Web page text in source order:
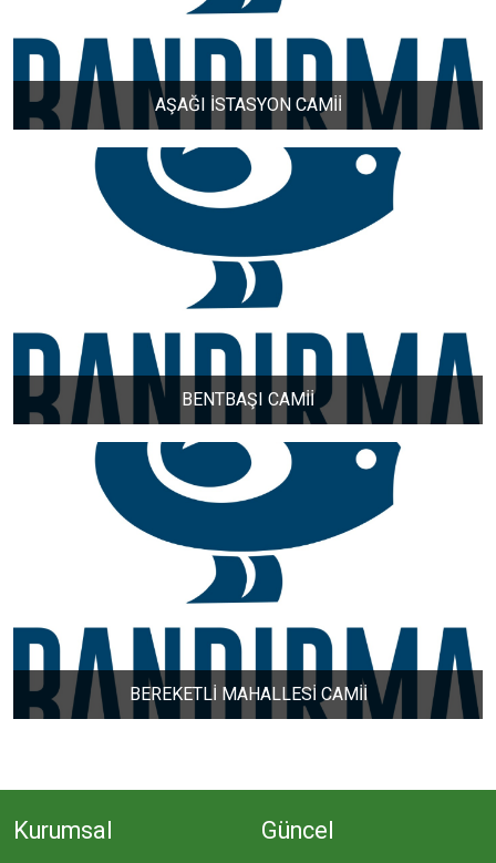
AŞAĞI İSTASYON CAMİİ
BENTBAŞI CAMİİ
BEREKETLİ MAHALLESİ CAMİİ
Kurumsal Güncel